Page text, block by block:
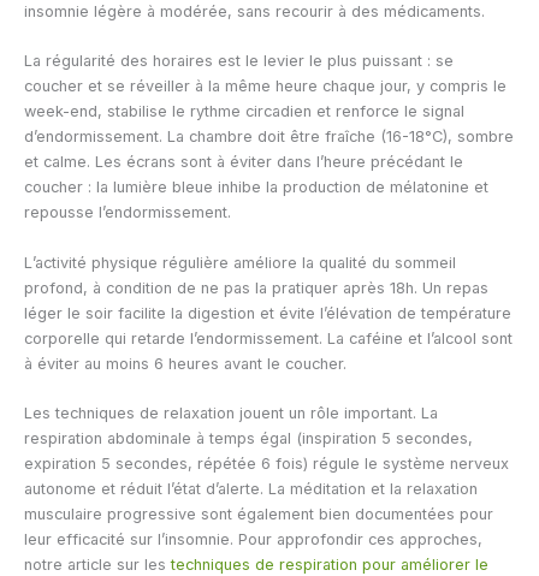
insomnie légère à modérée, sans recourir à des médicaments.
La régularité des horaires est le levier le plus puissant : se
coucher et se réveiller à la même heure chaque jour, y compris le
week-end, stabilise le rythme circadien et renforce le signal
d’endormissement. La chambre doit être fraîche (16-18°C), sombre
et calme. Les écrans sont à éviter dans l’heure précédant le
coucher : la lumière bleue inhibe la production de mélatonine et
repousse l’endormissement.
L’activité physique régulière améliore la qualité du sommeil
profond, à condition de ne pas la pratiquer après 18h. Un repas
léger le soir facilite la digestion et évite l’élévation de température
corporelle qui retarde l’endormissement. La caféine et l’alcool sont
à éviter au moins 6 heures avant le coucher.
Les techniques de relaxation jouent un rôle important. La
respiration abdominale à temps égal (inspiration 5 secondes,
expiration 5 secondes, répétée 6 fois) régule le système nerveux
autonome et réduit l’état d’alerte. La méditation et la relaxation
musculaire progressive sont également bien documentées pour
leur efficacité sur l’insomnie. Pour approfondir ces approches,
notre article sur lestechniques de respiration pour améliorer le